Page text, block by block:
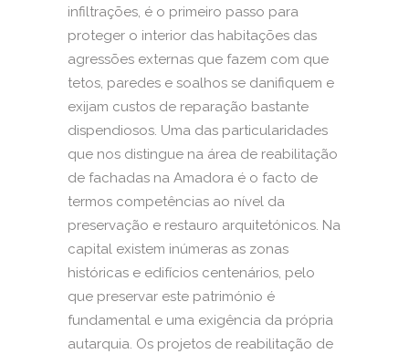
infiltrações, é o primeiro passo para
proteger o interior das habitações das
agressões externas que fazem com que
tetos, paredes e soalhos se danifiquem e
exijam custos de reparação bastante
dispendiosos. Uma das particularidades
que nos distingue na área de reabilitação
de fachadas na Amadora é o facto de
termos competências ao nível da
preservação e restauro arquitetónicos. Na
capital existem inúmeras as zonas
históricas e edifícios centenários, pelo
que preservar este património é
fundamental e uma exigência da própria
autarquia. Os projetos de reabilitação de